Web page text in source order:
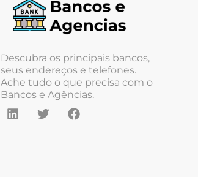
Descubra os principais bancos,
seus endereços e telefones.
Ache tudo o que precisa com o
Bancos e Agências.